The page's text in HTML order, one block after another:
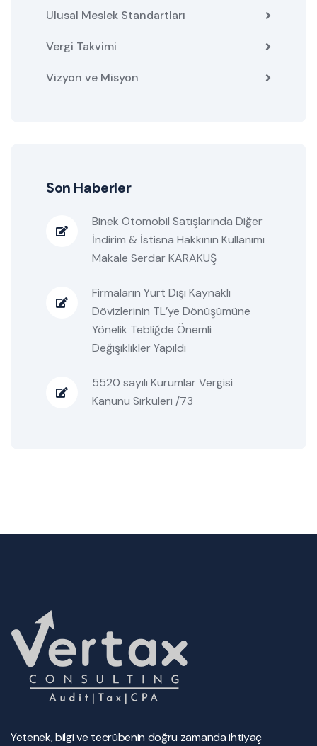
Ulusal Meslek Standartları
Vergi Takvimi
Vizyon ve Misyon
Son Haberler
Binek Otomobil Satışlarında Diğer
İndirim & İstisna Hakkının Kullanımı
Makale Serdar KARAKUŞ
Firmaların Yurt Dışı Kaynaklı
Dövizlerinin TL’ye Dönüşümüne
Yönelik Tebliğde Önemli
Değişiklikler Yapıldı
5520 sayılı Kurumlar Vergisi
Kanunu Sirküleri /73
Yetenek, bilgi ve tecrübenin doğru zamanda ihtiyaç